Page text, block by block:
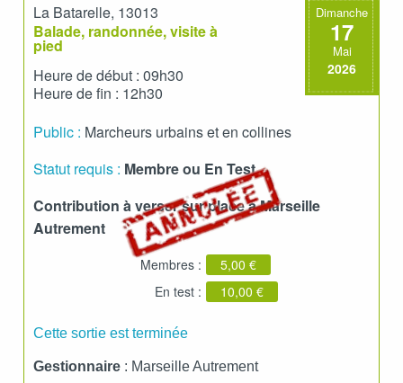
Dimanche
17
Mai
2026
La Batarelle, 13013
Balade, randonnée, visite à
pied
Heure de début : 09h30
Heure de fin : 12h30
Public : Marcheurs urbains et en collines
Statut requis : Membre ou En Test
Contribution à verser sur place à Marseille
Autrement
Membres :
5,00 €
En test :
10,00 €
Cette sortie est terminée
Gestionnaire : Marseille Autrement